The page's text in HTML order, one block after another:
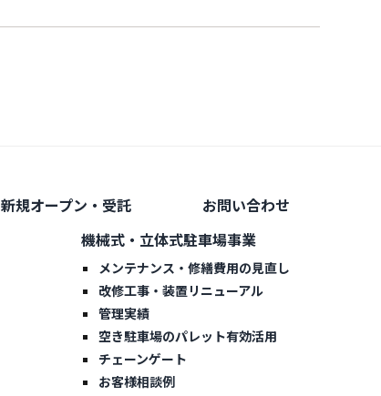
新規オープン・受託
お問い合わせ
機械式・立体式駐車場事業
メンテナンス・修繕費用の見直し
改修工事・装置リニューアル
管理実績
空き駐車場のパレット有効活用
チェーンゲート
お客様相談例